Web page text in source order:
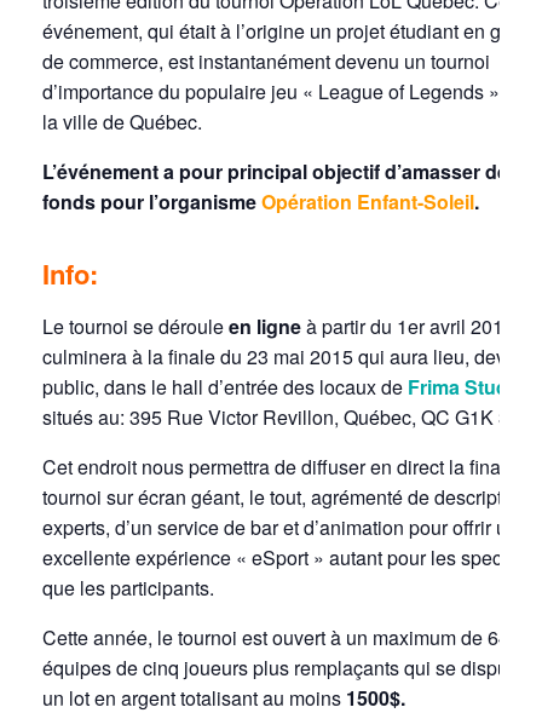
événement, qui était à l’origine un projet étudiant en
de commerce, est instantanément devenu un tournoi
d’importance du populaire jeu « League of Legends »
la ville de Québec.
L’événement a pour principal objectif d’amasser des
fonds pour l’organismeOpération Enfant-Soleil.
Info:
Le tournoi se dérouleen ligneà partir du 1er avril 2015 et
culminera à la finale du 23 mai 2015 qui aura lieu, devant
public, dans le hall d’entrée des locaux de Frima Studio
situés au: 395 Rue Victor Revillon, Québec, QC G1K 3M9
Cet endroit nous permettra de diffuser en direct la finale du
tournoi sur écran géant, le tout, agrémenté de descripteurs
experts, d’un service de bar et d’animation pour offrir une
excellente expérience « eSport » autant pour les
que les participants.
Cette année, le tournoi est ouvert à un maximum de 64
équipes de cinq joueurs plus remplaçants qui se
un lot en argent totalisant au moins 1500$.